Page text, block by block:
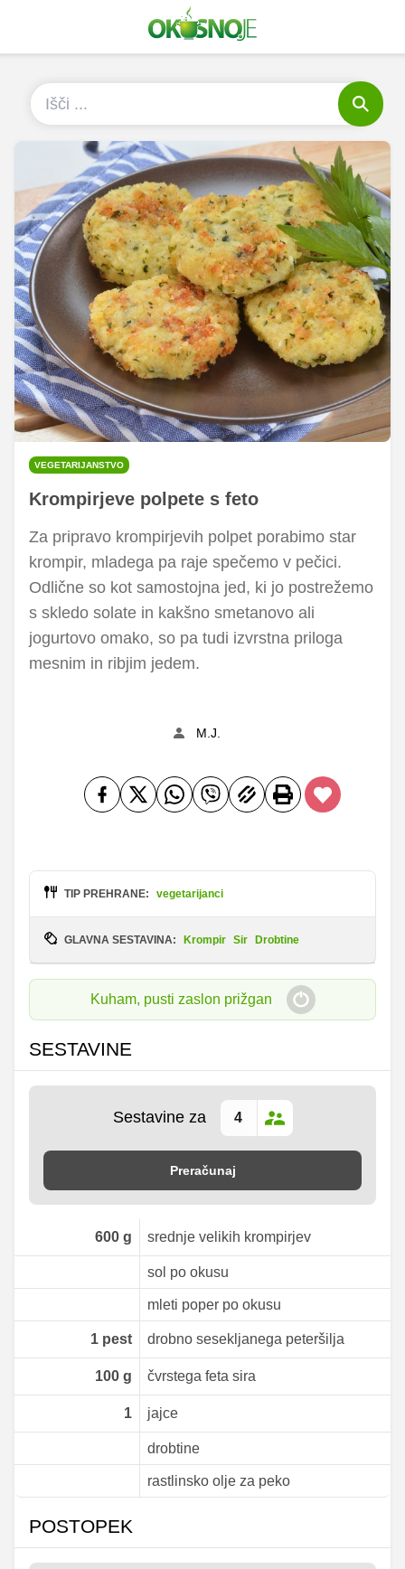
VEGETARIJANSTVO
Krompirjeve polpete s feto
Za pripravo krompirjevih polpet porabimo star
krompir, mladega pa raje spečemo v pečici.
Odlične so kot samostojna jed, ki jo postrežemo
s skledo solate in kakšno smetanovo ali
jogurtovo omako, so pa tudi izvrstna priloga
mesnim in ribjim jedem.
M.J.
TIP PREHRANE: vegetarijanci
GLAVNA SESTAVINA: Krompir Sir Drobtine
Kuham, pusti zaslon prižgan
SESTAVINE
Sestavine za
Preračunaj
600g srednje velikih krompirjev
sol po okusu
mleti poper po okusu
1pest drobno sesekljanega peteršilja
100g čvrstega feta sira
1 jajce
drobtine
rastlinsko olje za peko
POSTOPEK